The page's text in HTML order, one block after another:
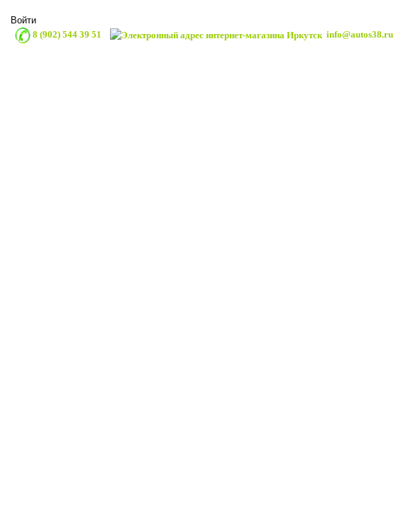
Войти
8 (902) 544 39 51
info@autos38.ru